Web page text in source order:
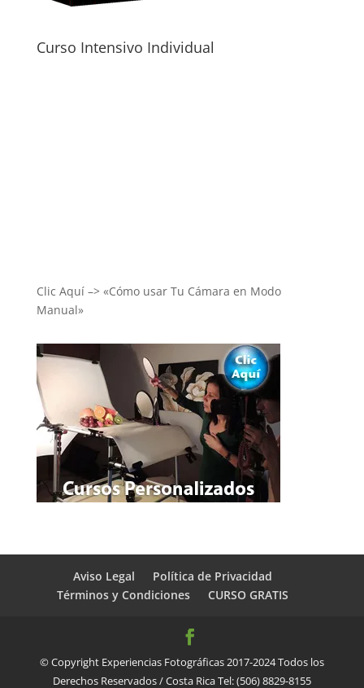
Curso Intensivo Individual
Clic Aquí –> «Cómo usar Tu Cámara en Modo
Manual»
Aviso Legal
Política de Privacidad
Términos y Condiciones
CURSO GRATIS
© Copyright Experiencias Fotográficas 2017-2024 Todos los
Derechos Reservados / Costa Rica Tel: (506) 8829-8155